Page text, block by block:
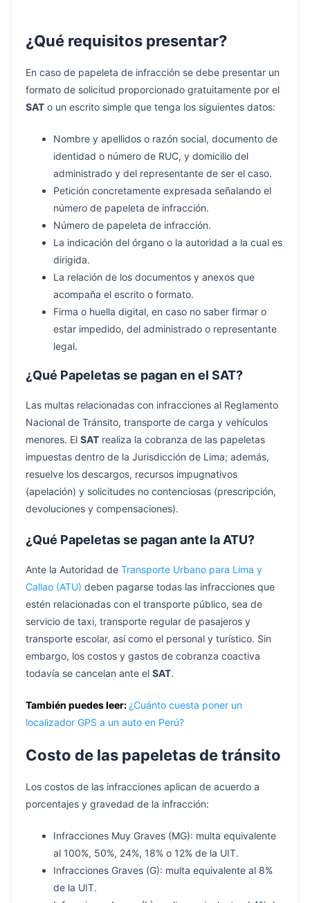
¿Qué requisitos presentar?
En caso de papeleta de infracción se debe presentar un
formato de solicitud proporcionado gratuitamente por el
SAT o un escrito simple que tenga los siguientes datos:
Nombre y apellidos o razón social, documento de
identidad o número de RUC, y domicilio del
administrado y del representante de ser el caso.
Petición concretamente expresada señalando el
número de papeleta de infracción.
Número de papeleta de infracción.
La indicación del órgano o la autoridad a la cual es
dirigida.
La relación de los documentos y anexos que
acompaña el escrito o formato.
Firma o huella digital, en caso no saber firmar o
estar impedido, del administrado o representante
legal.
¿Qué Papeletas se pagan en el SAT?
Las multas relacionadas con infracciones al Reglamento
Nacional de Tránsito, transporte de carga y vehículos
menores. El SAT realiza la cobranza de las papeletas
impuestas dentro de la Jurisdicción de Lima; además,
resuelve los descargos, recursos impugnativos
(apelación) y solicitudes no contenciosas (prescripción,
devoluciones y compensaciones).
¿Qué Papeletas se pagan ante la ATU?
Ante la Autoridad de Transporte Urbano para Lima y
Callao (ATU) deben pagarse todas las infracciones que
estén relacionadas con el transporte público, sea de
servicio de taxi, transporte regular de pasajeros y
transporte escolar, así como el personal y turístico. Sin
embargo, los costos y gastos de cobranza coactiva
todavía se cancelan ante el SAT.
También puedes leer: ¿Cuánto cuesta poner un
localizador GPS a un auto en Perú?
Costo de las papeletas de tránsito
Los costos de las infracciones aplican de acuerdo a
porcentajes y gravedad de la infracción:
Infracciones Muy Graves (MG): multa equivalente
al 100%, 50%, 24%, 18% o 12% de la UIT.
Infracciones Graves (G): multa equivalente al 8%
de la UIT.